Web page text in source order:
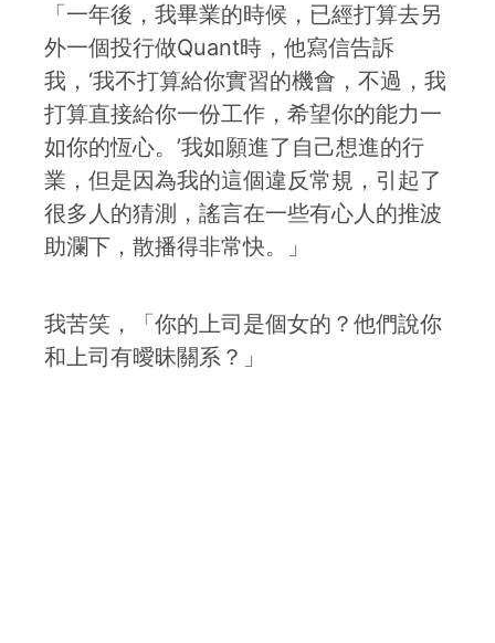
「一年後，我畢業的時候，已經打算去另
外一個投行做Quant時，他寫信告訴
我，‘我不打算給你實習的機會，不過，我
打算直接給你一份工作，希望你的能力一
如你的恆心。’我如願進了自己想進的行
業，但是因為我的這個違反常規，引起了
很多人的猜測，謠言在一些有心人的推波
助瀾下，散播得非常快。」
我苦笑，「你的上司是個女的？他們說你
和上司有曖昧關系？」